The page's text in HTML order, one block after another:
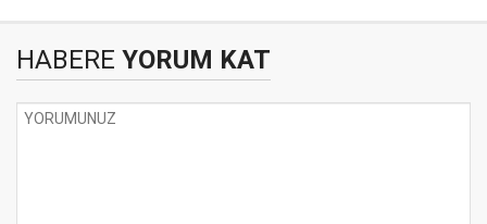
HABERE YORUM KAT